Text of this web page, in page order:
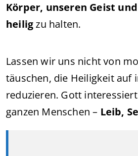
Körper, unseren Geist
heiligzu halten.
Lassen wir uns nicht von
täuschen, die Heiligkeit auf
reduzieren. Gott
ganzen Menschen – Leib,